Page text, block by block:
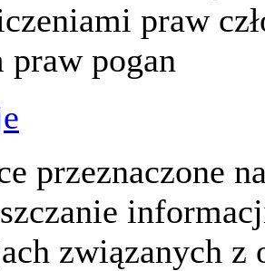
praw
pogan
przeznaczone
związanych z